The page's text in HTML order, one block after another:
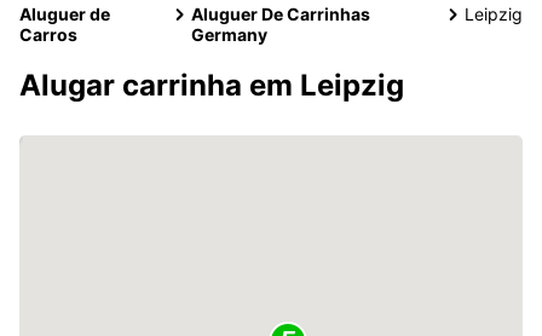
Aluguer de
Carros
Aluguer De Carrinhas
Germany
Leipzig
Alugar carrinha em Leipzig